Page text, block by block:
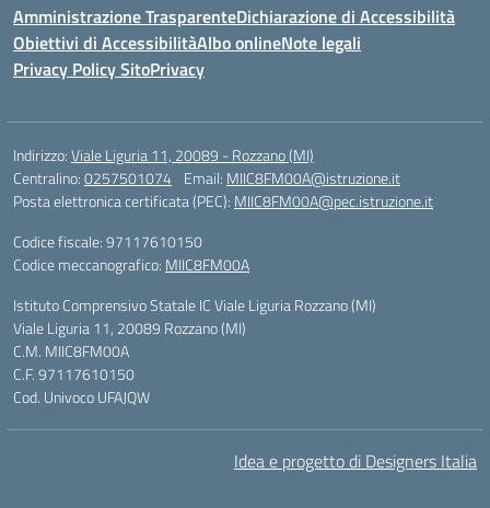
Amministrazione TrasparenteDichiarazione di Accessibilità
Obiettivi di AccessibilitàAlbo onlineNote legali
Privacy Policy SitoPrivacy
Indirizzo:Viale Liguria 11, 20089 - Rozzano (MI)
Centralino:0257501074 Email: MIIC8FM00A@istruzione.it
Posta elettronica certificata (PEC): MIIC8FM00A@pec.istruzione.it
Codice fiscale: 97117610150
Codice meccanografico: MIIC8FM00A
Istituto Comprensivo Statale IC Viale Liguria Rozzano (MI)
Viale Liguria 11, 20089 Rozzano (MI)
C.M. MIIC8FM00A
C.F. 97117610150
Cod. Univoco UFAJQW
Idea e progetto di Designers Italia